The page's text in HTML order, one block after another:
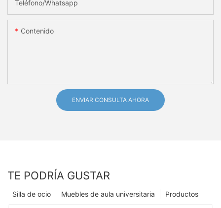
Teléfono/whatsapp
Contenido
ENVIAR CONSULTA AHORA
TE PODRÍA GUSTAR
Productos
Muebles de aula universitaria
Silla de ocio